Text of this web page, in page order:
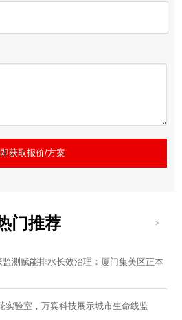
获取报价/方案
门推荐 >
测赋能排水长效治理：厦门集美区正本
实验室，万宾科技展示城市生命线监